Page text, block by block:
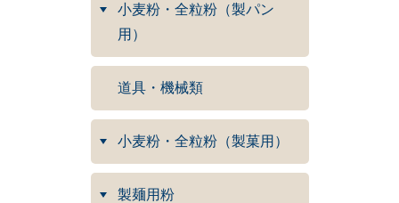
小麦粉・全粒粉（製パン
用）
道具・機械類
小麦粉・全粒粉（製菓用）
製麺用粉